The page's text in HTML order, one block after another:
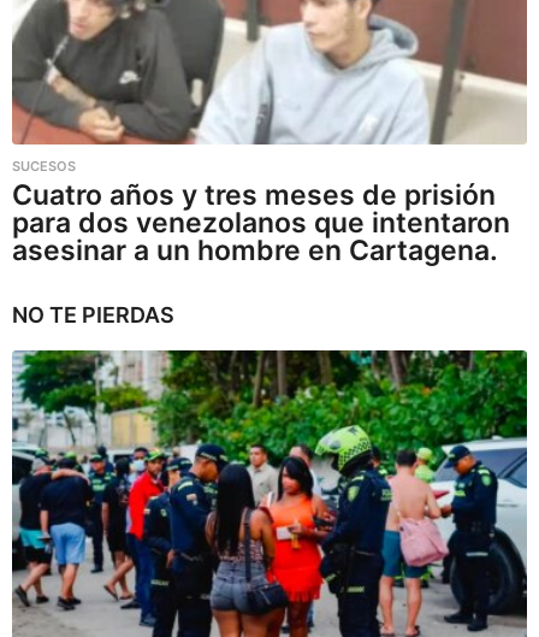
SUCESOS
Cuatro años y tres meses de prisión
para dos venezolanos que intentaron
asesinar a un hombre en Cartagena.
NO TE PIERDAS